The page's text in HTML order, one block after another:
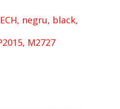
negru, black,
M2727